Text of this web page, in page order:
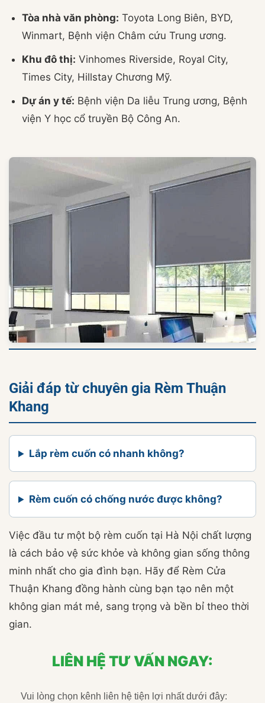
Tòa nhà văn phòng: Toyota Long Biên, BYD,
Winmart, Bệnh viện Châm cứu Trung ương.
Khu đô thị: Vinhomes Riverside, Royal City,
Times City, Hillstay Chương Mỹ.
Dự án y tế: Bệnh viện Da liễu Trung ương, Bệnh
viện Y học cổ truyền Bộ Công An.
Giải đáp từ chuyên gia Rèm Thuận
Khang
Lắp rèm cuốn có nhanh không?
Rèm cuốn có chống nước được không?
Việc đầu tư một bộ rèm cuốn tại Hà Nội chất lượng
là cách bảo vệ sức khỏe và không gian sống thông
minh nhất cho gia đình bạn. Hãy để Rèm Cửa
Thuận Khang đồng hành cùng bạn tạo nên một
không gian mát mẻ, sang trọng và bền bỉ theo thời
gian.
LIÊN HỆ TƯ VẤN NGAY:
Vui lòng chọn kênh liên hệ tiện lợi nhất dưới đây: